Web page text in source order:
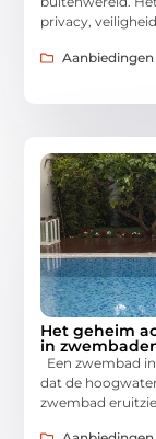
privacy,
Aanbiedingen
Het geheim
in
Een zwembad
dat de
zwembad